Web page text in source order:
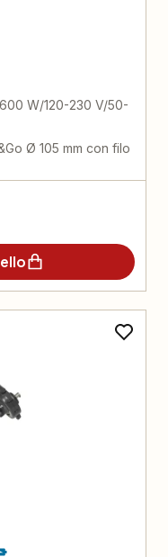
W/120-230 V/50-
Ø 105 mm con filo